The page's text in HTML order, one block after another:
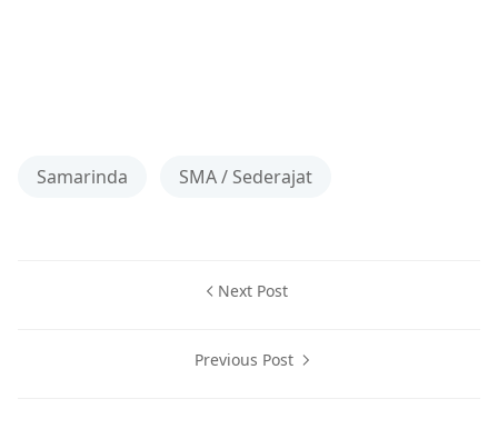
Samarinda SMA / Sederajat
Next Post
Previous Post